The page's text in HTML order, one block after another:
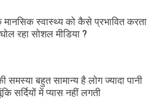
स्वास्थ्य को कैसे प्रभावित करता
रहा सोशल मीडिया ?
समस्या बहुत सामान्य है लोग ज्यादा पानी
सर्दियों में प्यास नहीं लगती